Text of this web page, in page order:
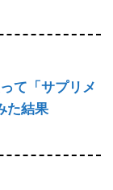
て「サプリメ
た結果